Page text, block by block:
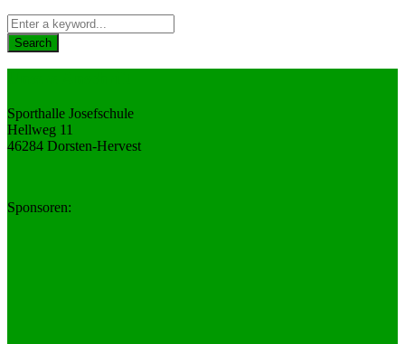
Sporthalle Josefschule
Hellweg 11
46284 Dorsten-Hervest
Sponsoren: